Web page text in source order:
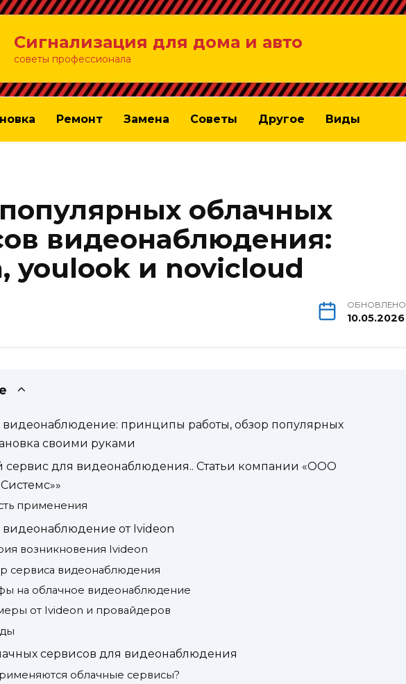
Сигнализация для дома и авто
советы профессионала
Ремонт Замена Советы Другое Виды
облачных
видеонаблюдения:
youlook и novicloud
ОБНОВЛЕНО
10.05.2026
принципы работы, обзор популярных
своими руками
сервис для видеонаблюдения.. Статьи компании «ООО
применения
от Ivideon
возникновения Ivideon
сервиса видеонаблюдения
на облачное видеонаблюдение
от Ivideon и провайдеров
сервисов для видеонаблюдения
облачные сервисы?